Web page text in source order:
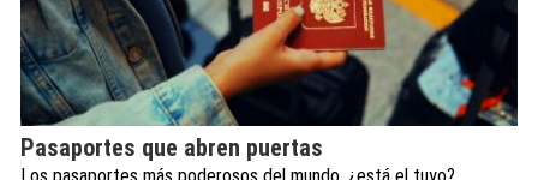
Pasaportes que abren puertas